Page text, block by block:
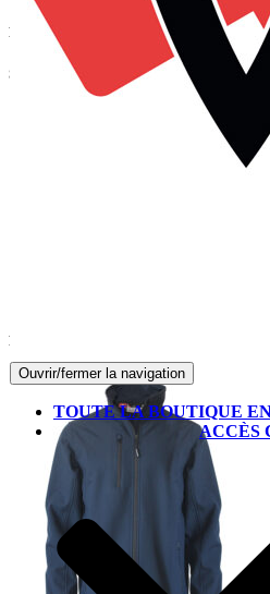
Ouvrir/fermer la navigation
TOUTE LA BOUTIQUE
ACCÈS
Panier
Suivez-nous sur Facebook
Produits les mieux notés